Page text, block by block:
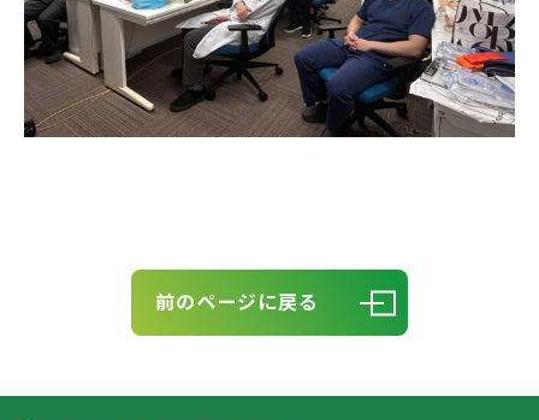
前のページに戻る